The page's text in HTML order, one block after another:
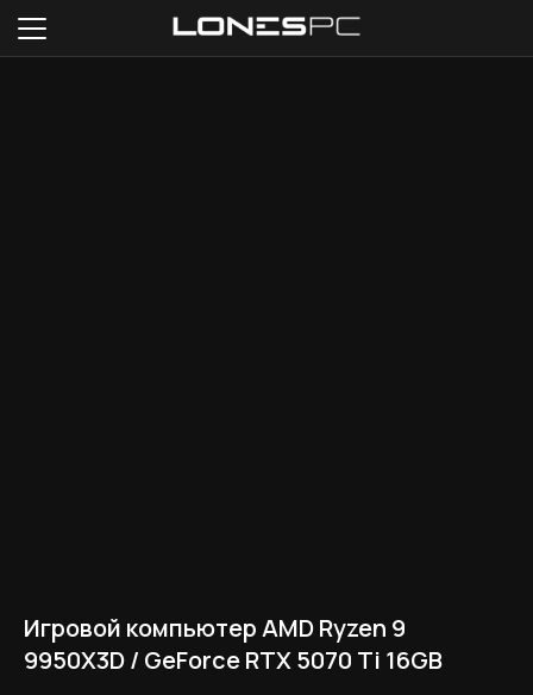
Игровой компьютер AMD Ryzen 9
9950X3D / GeForce RTX 5070 Ti 16GB